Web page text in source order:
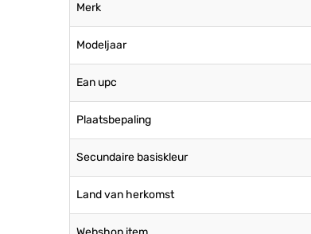
Merk
Modeljaar
Ean upc
Plaatsbepaling
Secundaire basiskleur
Land van herkomst